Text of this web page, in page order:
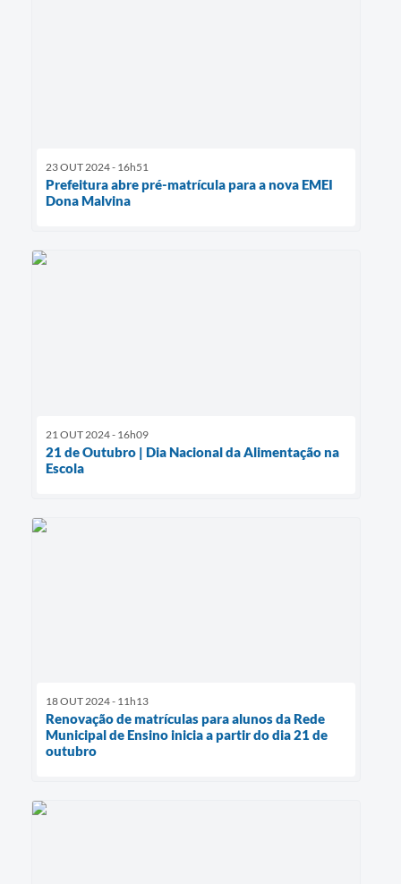
23 OUT 2024 - 16h51
Prefeitura abre pré-matrícula para a nova EMEI
Dona Malvina
21 OUT 2024 - 16h09
21 de Outubro | Dia Nacional da Alimentação na
Escola
18 OUT 2024 - 11h13
Renovação de matrículas para alunos da Rede
Municipal de Ensino inicia a partir do dia 21 de
outubro